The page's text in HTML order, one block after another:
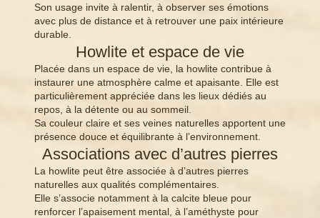
Son usage invite à ralentir, à observer ses émotions
avec plus de distance et à retrouver une paix intérieure
durable.
Howlite et espace de vie
Placée dans un espace de vie, la howlite contribue à
instaurer une atmosphère calme et apaisante. Elle est
particulièrement appréciée dans les lieux dédiés au
repos, à la détente ou au sommeil.
Sa couleur claire et ses veines naturelles apportent une
présence douce et équilibrante à l’environnement.
Associations avec d’autres pierres
La howlite peut être associée à d’autres pierres
naturelles aux qualités complémentaires.
Elle s’associe notamment à la calcite bleue pour
renforcer l’apaisement mental, à l’améthyste pour